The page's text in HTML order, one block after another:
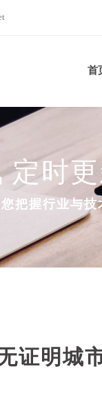
首
定时
把握行业与技
证明城